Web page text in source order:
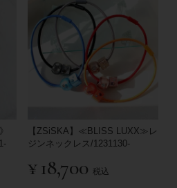
【ZSiSKA】≪BLISS LUXX≫レ
ジンネックレス/1231130-
¥ 18,700 税込